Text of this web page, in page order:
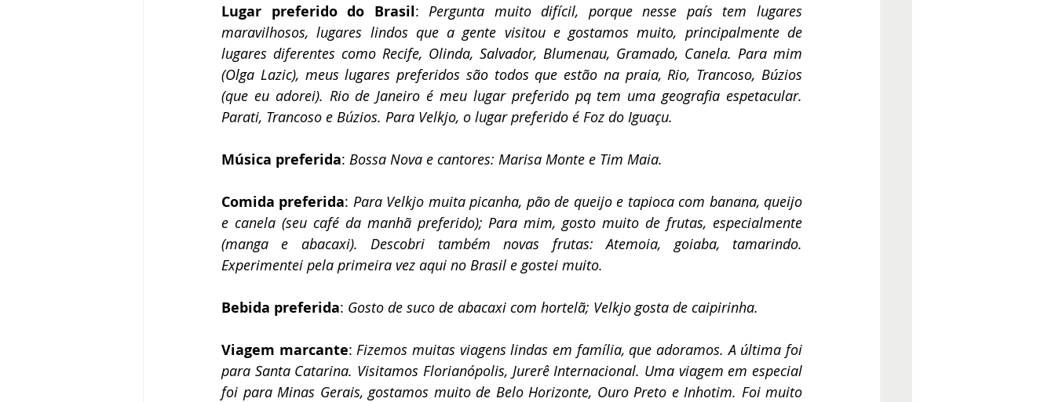
Lugar preferido do Brasil: Pergunta muito difícil, porque nesse país tem lugares
maravilhosos, lugares lindos que a gente visitou e gostamos muito, principalmente de
lugares diferentes como Recife, Olinda, Salvador, Blumenau, Gramado, Canela. Para mim
(Olga Lazic), meus lugares preferidos são todos que estão na praia, Rio, Trancoso, Búzios
(que eu adorei). Rio de Janeiro é meu lugar preferido pq tem uma geografia espetacular.
Parati, Trancoso e Búzios. Para Velkjo, o lugar preferido é Foz do Iguaçu.
Música preferida: Bossa Nova e cantores: Marisa Monte e Tim Maia.
Comida preferida: Para Velkjo muita picanha, pão de queijo e tapioca com banana, queijo
e canela (seu café da manhã preferido); Para mim, gosto muito de frutas, especialmente
(manga e abacaxi). Descobri também novas frutas: Atemoia, goiaba, tamarindo.
Experimentei pela primeira vez aqui no Brasil e gostei muito.
Bebida preferida: Gosto de suco de abacaxi com hortelã; Velkjo gosta de caipirinha.
Viagem marcante: Fizemos muitas viagens lindas em família, que adoramos. A última foi
para Santa Catarina. Visitamos Florianópolis, Jurerê Internacional. Uma viagem em especial
foi para Minas Gerais, gostamos muito de Belo Horizonte, Ouro Preto e Inhotim. Foi muito